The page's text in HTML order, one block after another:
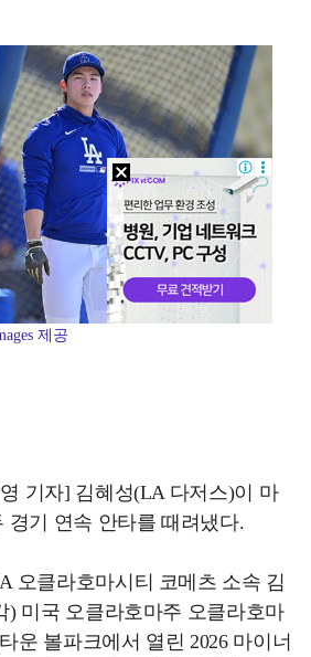
정해인X강하늘X이청아X유재명X김선영 뭉쳤다…'아가미',…
'오징어 게임' 미국판 스핀오프, 제작 무산설 "넷플릭…
지효, 반가운 손인사
위' 김민별, 2라운드 7타 줄이며 7…
제공
기자] 김혜성(LA 다저스)이 마
경기 연속 안타를 때려냈다.
오클라호마시티 코메츠 소속 김
) 미국 오클라호마주 오클라호마
운 볼파크에서 열린 2026 마이너